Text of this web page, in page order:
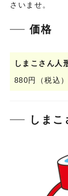
さいませ。
価格
しまこさん人
880円（税込）
しま